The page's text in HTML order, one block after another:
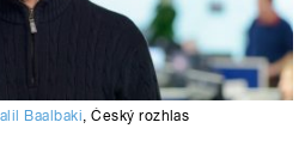
Baalbaki,Český rozhlas